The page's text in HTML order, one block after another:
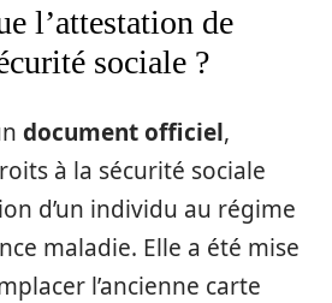
l’attestation de
sociale ?
document officiel,
à la sécurité sociale
d’un individu au régime
maladie. Elle a été mise
l’ancienne carte